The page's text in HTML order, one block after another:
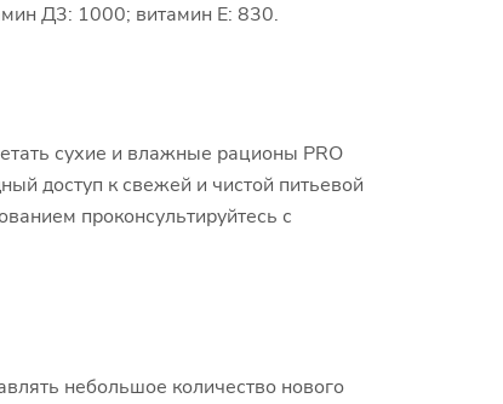
Д3: 1000; витамин Е: 830.
сухие и влажные рационы PRO
доступ к свежей и чистой питьевой
проконсультируйтесь с
небольшое количество нового